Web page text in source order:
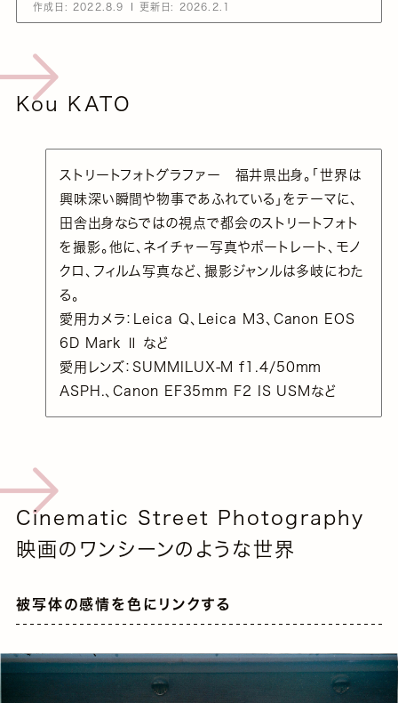
作成日: 2022.8.9 更新日: 2026.2.1
Kou KATO
ストリートフォトグラファー 福井県出身。「世界は
興味深い瞬間や物事であふれている」をテーマに、
田舎出身ならではの視点で都会のストリートフォト
を撮影。他に、ネイチャー写真やポートレート、モノ
クロ、フィルム写真など、撮影ジャンルは多岐にわた
る。
愛用カメラ：Leica Q、Leica M3、Canon EOS
6D Mark Ⅱ など
愛用レンズ：SUMMILUX-M f1.4/50mm
ASPH.、Canon EF35mm F2 IS USMなど
Cinematic Street Photography
映画のワンシーンのような世界
被写体の感情を色にリンクする